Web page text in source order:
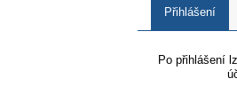
Přihlášení
Po přihlášení